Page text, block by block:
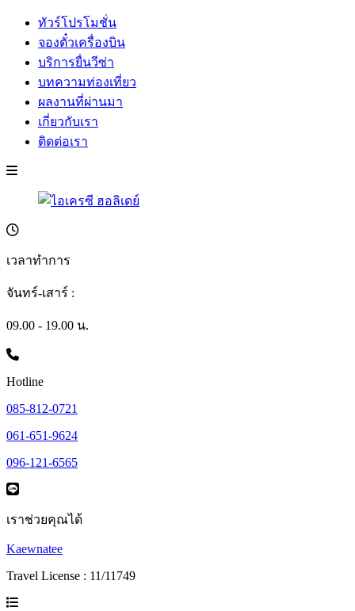
ทัวร์โปรโมชั่น
จองตั๋วเครื่องบิน
บริการยื่นวีซ่า
บทความท่องเที่ยว
ผลงานที่ผ่านมา
เกี่ยวกับเรา
ติดต่อเรา
เวลาทำการ
จันทร์-เสาร์ :
09.00 - 19.00 น.
Hotline
085-812-0721
061-651-9624
096-121-6565
เราช่วยคุณได้
Kaewnatee
Travel License : 11/11749